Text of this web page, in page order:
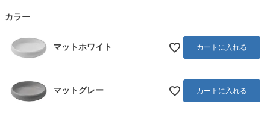
カラー
マットホワイト カートに入れる
マットグレー カートに入れる